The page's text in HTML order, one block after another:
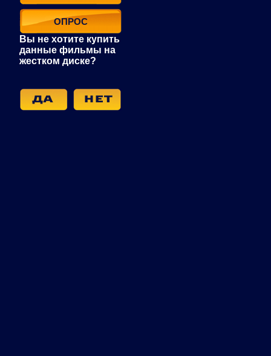
ОПРОС
Вы не хотите купить
данные фильмы на
жестком диске?